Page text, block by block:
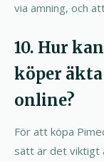
via amning, och
10. Hur
köper
online?
För att köpa
sätt är det viktigt